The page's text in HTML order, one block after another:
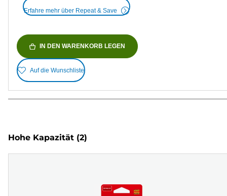
Erfahre mehr über Repeat & Save
IN DEN WARENKORB LEGEN
Auf die Wunschliste
Hohe Kapazität (2)